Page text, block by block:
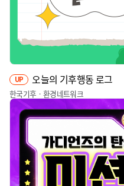
UP 오늘의 기후행동 로그
한국기후ㆍ환경네트워크